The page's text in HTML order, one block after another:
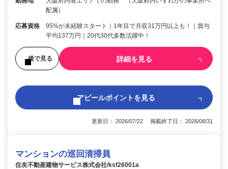
配属）
応募資格
95%が未経験スタート｜1年目で月収31万円以上も！｜賞与
平均137万円｜20代30代多数活躍中！
後で見る 詳細を見る
アピールポイントを見る
更新日： 2026/07/22 掲載終了日： 2026/08/31
マンションの巡回清掃員
住友不動産建物サービス株式会社/ksf26001a